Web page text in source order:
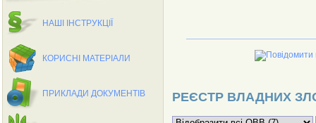
НАШI IНСТРУКЦIЇ
КОРИСНI МАТЕРIАЛИ
ПРИКЛАДИ ДОКУМЕНТIВ РЕЄСТР ВЛАДНИХ